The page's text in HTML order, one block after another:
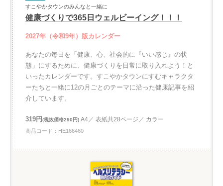
すこやかタウンのみんなと一緒に
健康づくりで365日ウェルビーイング！！！
2027年（令和9年）版カレンダー
あなたの毎日を「健康、心、社会的に『いい感じ』の状
態」にするために、健康づくりを日常に取り入れよう！と
いったカレンダーです。すこやかタウンにすむキャラクタ
ーたちと一緒に12の月ごとのテーマに沿った健康記事を紹
介しています。
319円(税抜価格290円) A4／ 表紙共28ページ／ カラー
商品コード：HE166460